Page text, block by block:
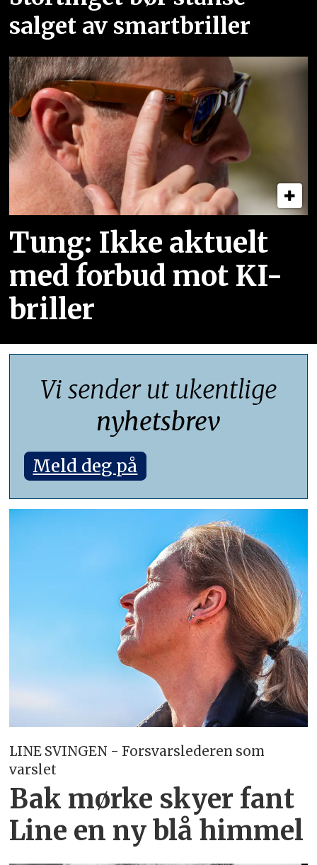
salget av smartbriller
Tung: Ikke aktuelt
med forbud mot KI-
briller
Vi sender ut ukentlige
nyhetsbrev
Meld deg på
LINE SVINGEN - Forsvarslederen som
varslet
Bak mørke skyer fant
Line en ny blå himmel